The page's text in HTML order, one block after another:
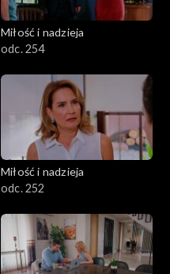
Miłość i nadzieja
odc. 254
Miłość i nadzieja
odc. 252